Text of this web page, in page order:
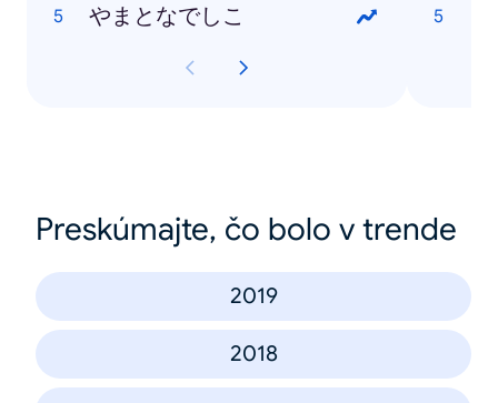
やまとなでしこ
Preskúmajte, čo bolo v trende
2019
2018